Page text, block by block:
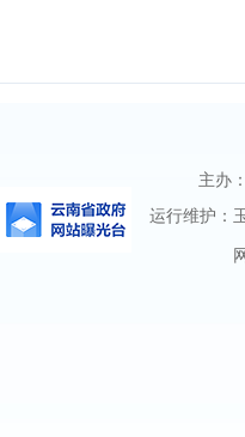
主办
运行维护：